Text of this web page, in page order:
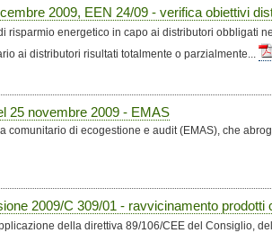
2009, EEN 24/09 - verifica obiettivi
energetico in capo ai distributori obbligati
ai distributori risultati totalmente o parzialmente...
25 novembre 2009 - EMAS
di ecogestione e audit (EMAS), che
2009/C 309/01 - ravvicinamento prodotti
della direttiva 89/106/CEE del Consiglio,